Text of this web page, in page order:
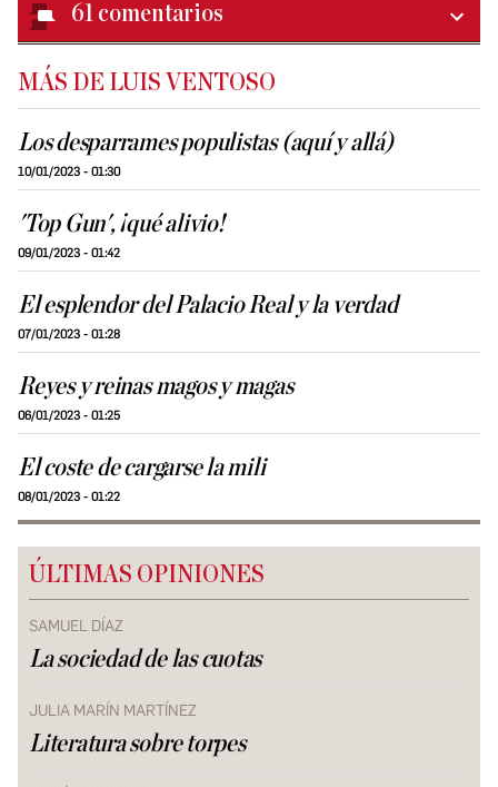
61 comentarios
MÁS DE LUIS VENTOSO
Los desparrames populistas (aquí y allá)
10/01/2023 - 01:30
'Top Gun', ¡qué alivio!
09/01/2023 - 01:42
El esplendor del Palacio Real y la verdad
07/01/2023 - 01:28
Reyes y reinas magos y magas
06/01/2023 - 01:25
El coste de cargarse la mili
08/01/2023 - 01:22
ÚLTIMAS OPINIONES
SAMUEL DÍAZ
La sociedad de las cuotas
JULIA MARÍN MARTÍNEZ
Literatura sobre torpes